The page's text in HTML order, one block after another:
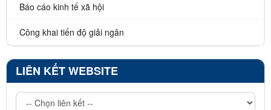
Báo cáo kinh tế xã hội
Công khai tiến độ giải ngân
LIÊN KẾT WEBSITE